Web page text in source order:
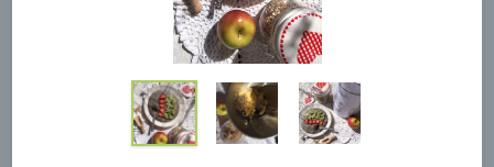
Brokolicová polievka so
syrom